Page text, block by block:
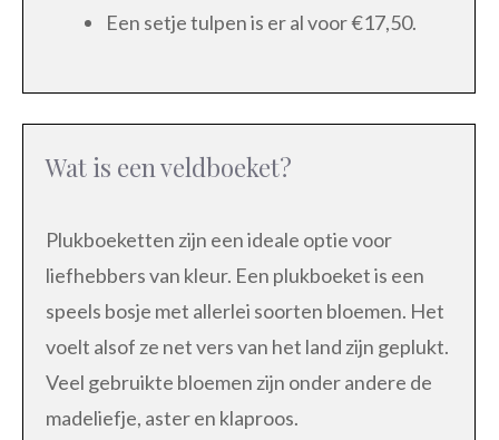
Een setje tulpen is er al voor €17,50.
Wat is een veldboeket?
Plukboeketten zijn een ideale optie voor
liefhebbers van kleur. Een plukboeket is een
speels bosje met allerlei soorten bloemen. Het
voelt alsof ze net vers van het land zijn geplukt.
Veel gebruikte bloemen zijn onder andere de
madeliefje, aster en klaproos.